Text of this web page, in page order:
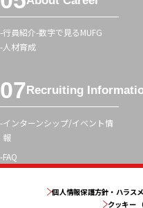
行員紹介 数字で見るMUFG
人材育成
Recruiting
インターンシップ/イベント情
報
FAQ
個人情報保護方針・ハラス
クッキー